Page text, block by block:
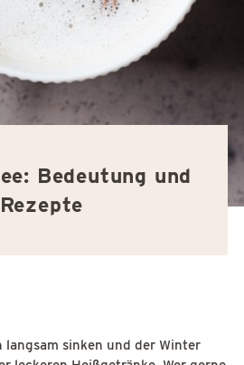
Bedeutung und
Rezepte
langsam sinken und der Winter